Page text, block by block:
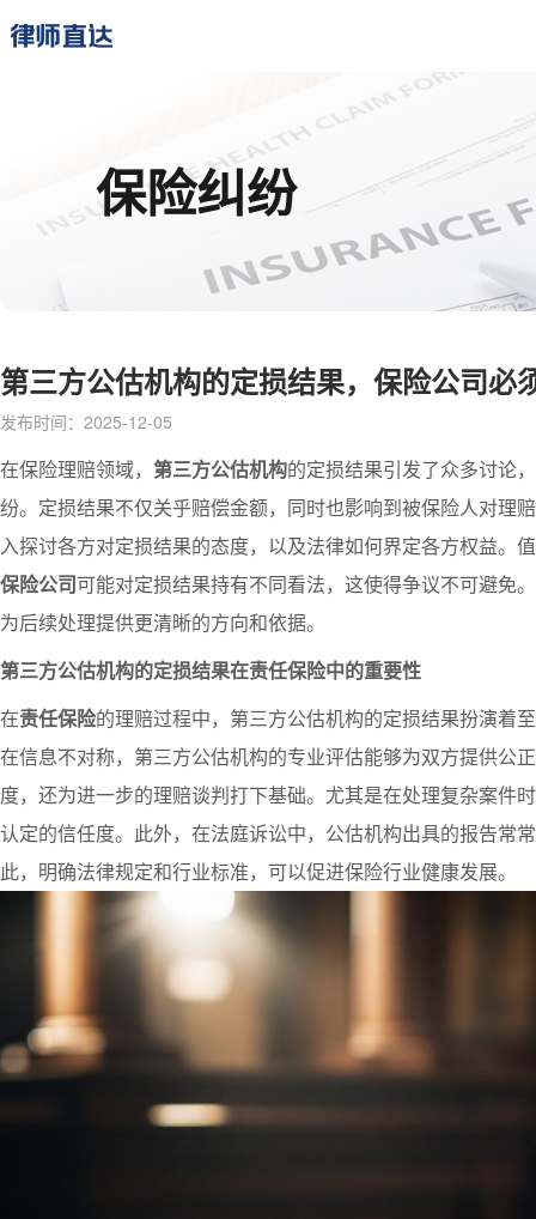
保险纠纷
第三方公估机构的定损结果，保险公司必
发布时间：2025-12-05
在保险理赔领域， 第三方公估机构的定损结果引发了众多讨论
纷。定损结果不仅关乎赔偿金额，同时也影响到被保险人对理
入探讨各方对定损结果的态度，以及法律如何界定各方权益。
保险公司可能对定损结果持有不同看法，这使得争议不可避免
为后续处理提供更清晰的方向和依据。
第三方公估机构的定损结果在责任保险中的重要性
在责任保险的理赔过程中，第三方公估机构的定损结果扮演着
在信息不对称，第三方公估机构的专业评估能够为双方提供公
度，还为进一步的理赔谈判打下基础。尤其是在处理复杂案件
认定的信任度。此外，在法庭诉讼中，公估机构出具的报告常
此，明确法律规定和行业标准，可以促进保险行业健康发展。